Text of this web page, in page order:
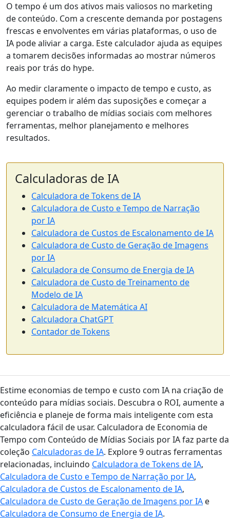
O tempo é um dos ativos mais valiosos no marketing
de conteúdo. Com a crescente demanda por postagens
frescas e envolventes em várias plataformas, o uso de
IA pode aliviar a carga. Este calculador ajuda as equipes
a tomarem decisões informadas ao mostrar números
reais por trás do hype.
Ao medir claramente o impacto de tempo e custo, as
equipes podem ir além das suposições e começar a
gerenciar o trabalho de mídias sociais com melhores
ferramentas, melhor planejamento e melhores
resultados.
Calculadoras de IA
Calculadora de Tokens de IA
Calculadora de Custo e Tempo de Narração
por IA
Calculadora de Custos de Escalonamento de IA
Calculadora de Custo de Geração de Imagens
por IA
Calculadora de Consumo de Energia de IA
Calculadora de Custo de Treinamento de
Modelo de IA
Calculadora de Matemática AI
Calculadora ChatGPT
Contador de Tokens
Estime economias de tempo e custo com IA na criação de
conteúdo para mídias sociais. Descubra o ROI, aumente a
eficiência e planeje de forma mais inteligente com esta
calculadora fácil de usar. Calculadora de Economia de
Tempo com Conteúdo de Mídias Sociais por IA faz parte da
coleção Calculadoras de IA. Explore 9 outras ferramentas
relacionadas, incluindo Calculadora de Tokens de IA,
Calculadora de Custo e Tempo de Narração por IA,
Calculadora de Custos de Escalonamento de IA,
Calculadora de Custo de Geração de Imagens por IA e
Calculadora de Consumo de Energia de IA.